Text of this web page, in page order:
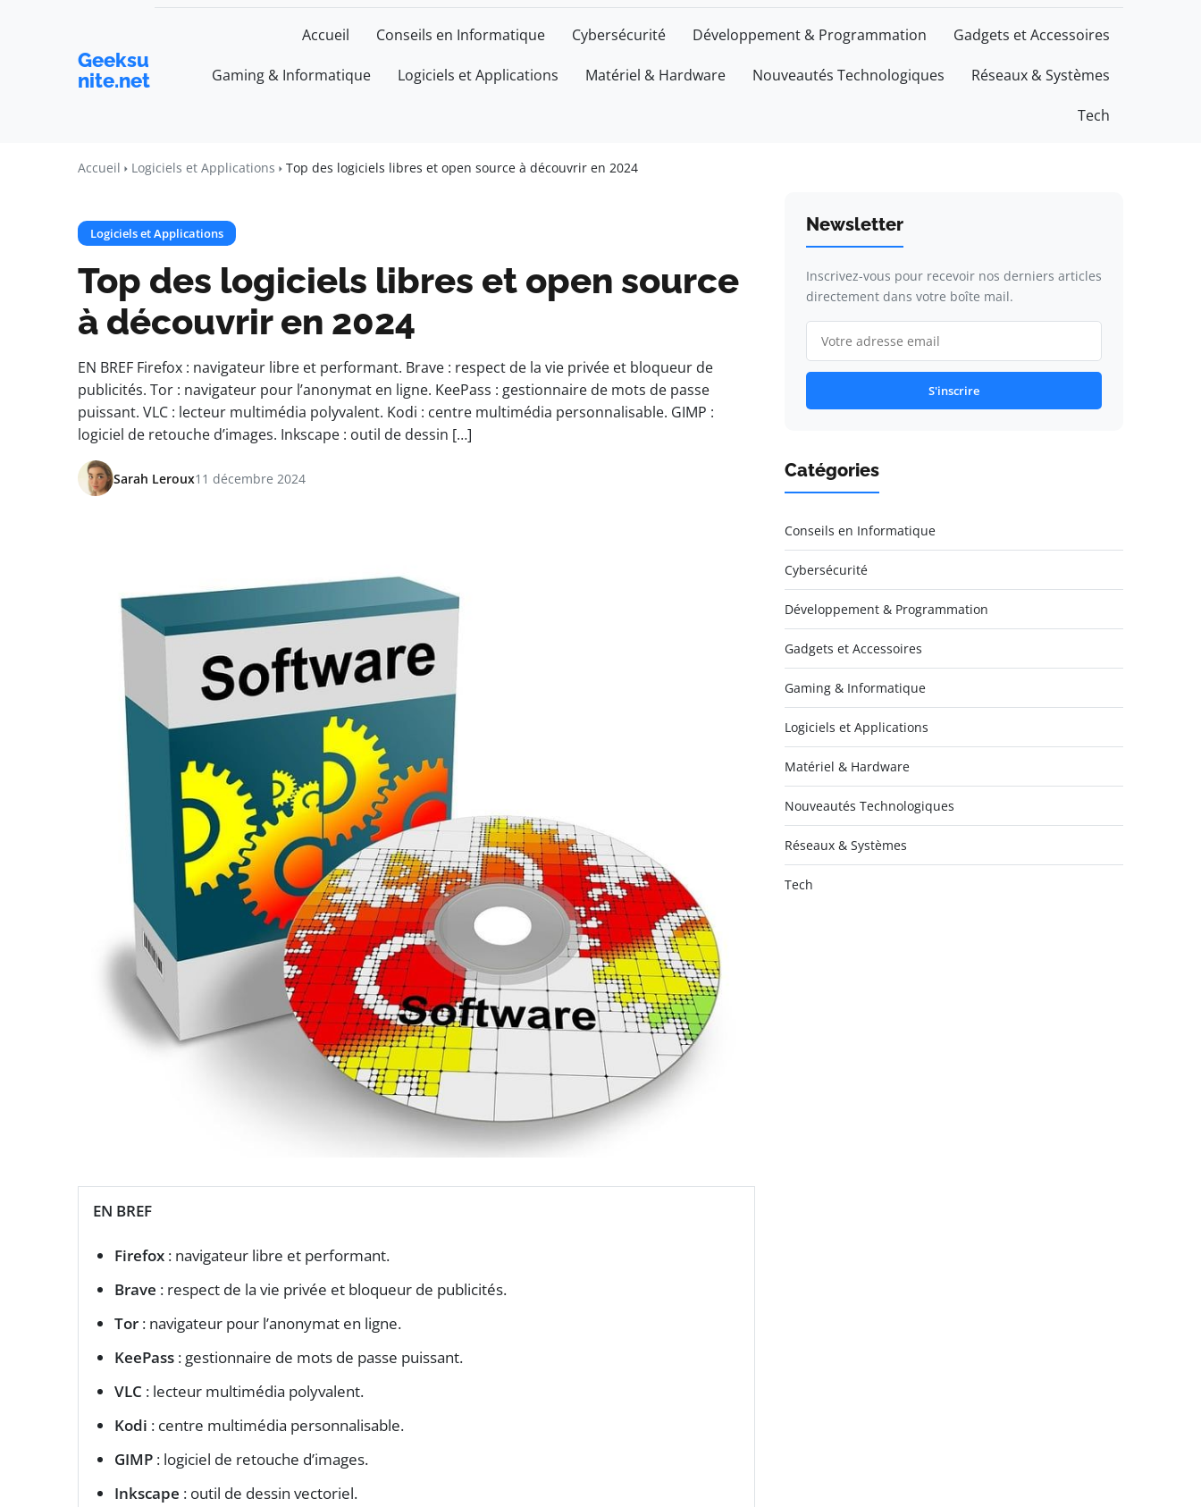
Geeksu
nite.net
Accueil Conseils en Informatique Cybersécurité Développement & Programmation Gadgets et Accessoires
Gaming & Informatique Logiciels et Applications Matériel & Hardware Nouveautés Technologiques Réseaux & Systèmes
Tech
Accueil Logiciels et Applications Top des logiciels libres et open source à découvrir en 2024
Logiciels et Applications
Top des logiciels libres et open source
à découvrir en 2024
EN BREF Firefox : navigateur libre et performant. Brave : respect de la vie privée et bloqueur de
publicités. Tor : navigateur pour l’anonymat en ligne. KeePass : gestionnaire de mots de passe
puissant. VLC : lecteur multimédia polyvalent. Kodi : centre multimédia personnalisable. GIMP :
logiciel de retouche d’images. Inkscape : outil de dessin […]
Sarah Leroux11 décembre 2024
EN BREF
Firefox : navigateur libre et performant.
Brave : respect de la vie privée et bloqueur de publicités.
Tor : navigateur pour l’anonymat en ligne.
KeePass : gestionnaire de mots de passe puissant.
VLC : lecteur multimédia polyvalent.
Kodi : centre multimédia personnalisable.
GIMP : logiciel de retouche d’images.
Inkscape : outil de dessin vectoriel.
Newsletter
Inscrivez-vous pour recevoir nos derniers articles
directement dans votre boîte mail.
S'inscrire
Catégories
Conseils en Informatique
Cybersécurité
Développement & Programmation
Gadgets et Accessoires
Gaming & Informatique
Logiciels et Applications
Matériel & Hardware
Nouveautés Technologiques
Réseaux & Systèmes
Tech